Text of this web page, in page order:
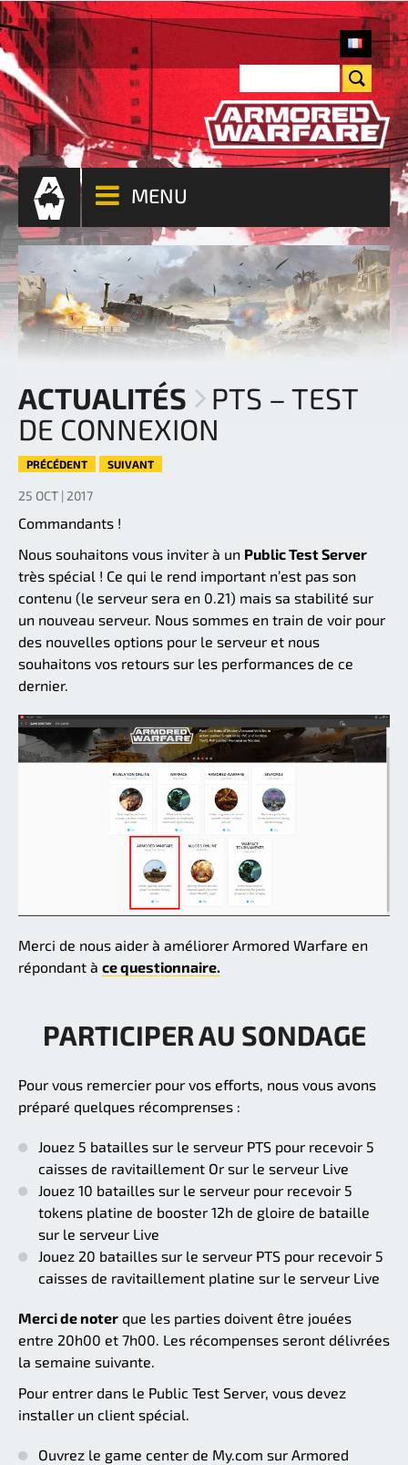
MENU
ACTUALITÉS
PTS – TEST
DE CONNEXION
PRÉCÉDENT SUIVANT
25 OCT | 2017
Commandants !
Nous souhaitons vous inviter à un Public Test Server
très spécial ! Ce qui le rend important n’est pas son
contenu (le serveur sera en 0.21) mais sa stabilité sur
un nouveau serveur. Nous sommes en train de voir pour
des nouvelles options pour le serveur et nous
souhaitons vos retours sur les performances de ce
dernier.
Merci de nous aider à améliorer Armored Warfare en
répondant à ce questionnaire.
PARTICIPER AU SONDAGE
Pour vous remercier pour vos efforts, nous vous avons
préparé quelques récomprenses :
Jouez 5 batailles sur le serveur PTS pour recevoir 5
caisses de ravitaillement Or sur le serveur Live
Jouez 10 batailles sur le serveur pour recevoir 5
tokens platine de booster 12h de gloire de bataille
sur le serveur Live
Jouez 20 batailles sur le serveur PTS pour recevoir 5
caisses de ravitaillement platine sur le serveur Live
Merci de noter que les parties doivent être jouées
entre 20h00 et 7h00. Les récompenses seront délivrées
la semaine suivante.
Pour entrer dans le Public Test Server, vous devez
installer un client spécial.
Ouvrez le game center de My.com sur Armored